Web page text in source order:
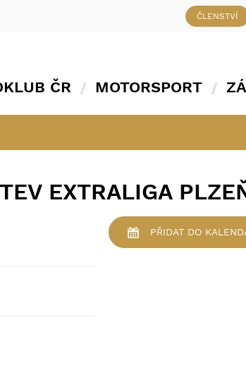
ČLENSTVÍ
ČR MOTORSPORT
EXTRALIGA
PŘIDATDO